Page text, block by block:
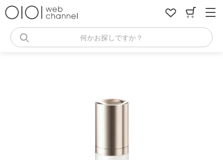
何かお探しですか？